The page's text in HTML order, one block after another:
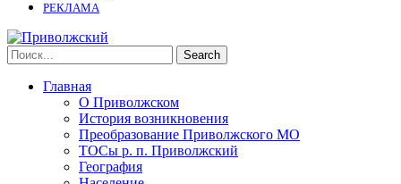
РЕКЛАМА
Главная
О Приволжском
История возникновения
Преобразование Приволжского МО
ТОСы р. п. Приволжский
География